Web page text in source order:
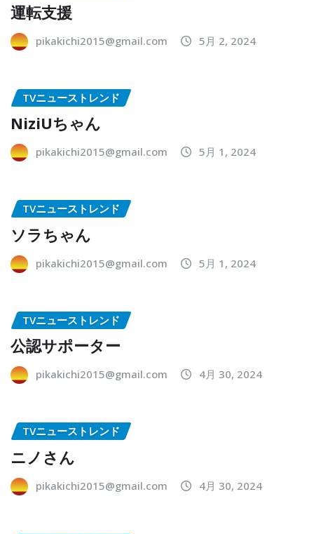
運転支援
pikakichi2015@gmail.com 5月 2, 2024
TVニューストレンド
NiziUちゃん
pikakichi2015@gmail.com 5月 1, 2024
TVニューストレンド
ソラちゃん
pikakichi2015@gmail.com 5月 1, 2024
TVニューストレンド
公認サポーター
pikakichi2015@gmail.com 4月 30, 2024
TVニューストレンド
ニノさん
pikakichi2015@gmail.com 4月 30, 2024